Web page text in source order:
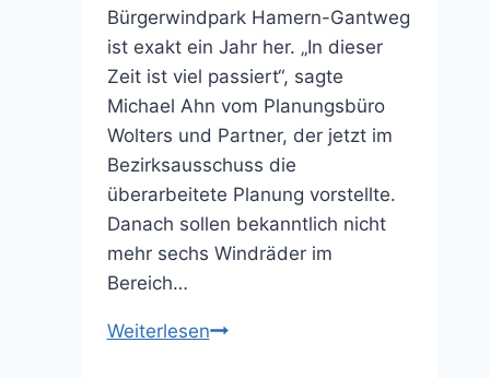
Bürgerwindpark Hamern-Gantweg
ist exakt ein Jahr her. „In dieser
Zeit ist viel passiert“, sagte
Michael Ahn vom Planungsbüro
Wolters und Partner, der jetzt im
Bezirksausschuss die
überarbeitete Planung vorstellte.
Danach sollen bekanntlich nicht
mehr sechs Windräder im
Bereich…
Weiterlesen„Es